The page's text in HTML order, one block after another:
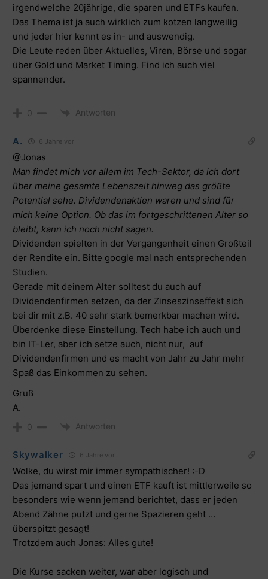
irgendwelche 20jährige, die sparen und ETFs kaufen.
Das Thema ist ja auch wirklich zum kotzen langweilig
und jeder hier kennt es in- und auswendig.
Die Leute reden über Aktuelles, Viren, Börse und sogar
über Gold und Market Timing. Find ich auch viel
spannender.
0 Antworten
A. 6 Jahre vor
@Jonas
Man findet mich vor allem im Tech-Sektor, da ich dort
über meine gesamte Lebenszeit hinweg das größte
Potential sehe. Dividendenaktien waren und sind für
mich keine Option. Ob das im fortgeschrittenen Alter so
bleibt, kann ich noch nicht sagen.
Dividenden spielten in der Vergangenheit einen Großteil
der Rendite ein. Bitte google mal nach entsprechenden
Studien.
Gerade mit deinem Alter solltest du auch auf
Dividendenfirmen setzen, da der Zinseszinseffekt sich
bei dir mit z.B. 40 sehr stark bemerkbar machen wird.
Überdenke diese Einstellung. Tech habe ich auch und
bin IT-Ler, aber ich setze auch, nicht nur, auf
Dividendenfirmen und es macht von Jahr zu Jahr mehr
Spaß das Einkommen zu sehen.
Gruß
A.
0 Antworten
Skywalker 6 Jahre vor
Wolke, du wirst mir immer sympathischer! :-D
Das jemand spart und einen ETF kauft ist mittlerweile so
besonders wie wenn jemand berichtet, dass er jeden
Abend Zähne putzt und gerne Spazieren geht …
überspitzt gesagt!
Trotzdem auch Jonas: Alles gute!
Die Kurse sacken weiter, war aber logisch und